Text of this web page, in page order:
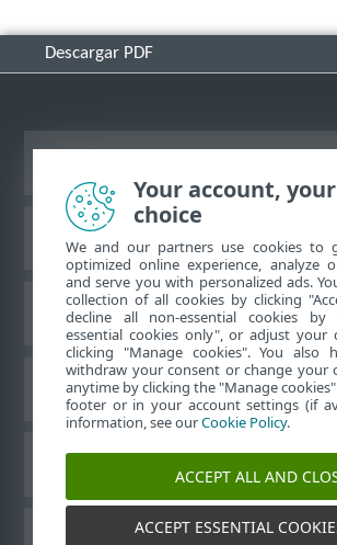
Descargar PDF
Base de conocimiento de
Foro de ESET
Soporte técnico
Guías del usuario de
Your account,
choice
We and our partners use cookies to
optimized online experience, analyze
and serve you with personalized ads.
collection of all cookies by clicking
decline all non-essential cookies by
essential cookies only", or adjust your
clicking "Manage cookies". You
withdraw your consent or change your
anytime by clicking the "Manage
footer or in your account settings (if
information, see ourCookie Policy.
ACCEPT ALL AND
ACCEPT ESSENTIAL